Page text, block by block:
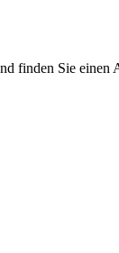
finden Sie